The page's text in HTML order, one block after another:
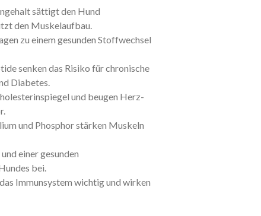
sättigt den Hund
den Muskelaufbau.
zu einem gesunden Stoffwechsel
senken das Risiko für chronische
Diabetes.
und beugen Herz-
und Phosphor stärken Muskeln
einer gesunden
bei.
Immunsystem wichtig und wirken